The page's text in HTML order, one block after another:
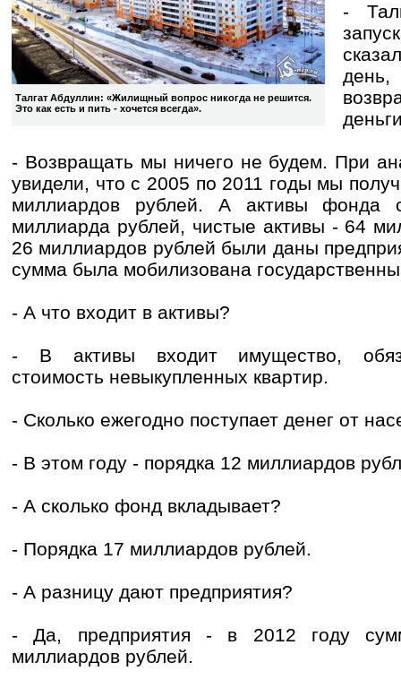
Талгат Абдуллин: «Жилищный вопрос никогда не решится.
Это как есть и пить - хочется всегда».
-
- Возвращать мы ничего не будем. При
увидели, что с 2005 по 2011 годы мы
миллиардов рублей. А активы фонда
миллиарда рублей, чистые активы - 64
26 миллиардов рублей были даны
сумма была мобилизована
- А что входит в активы?
- В активы входит имущество,
стоимость невыкупленных квартир.
- Сколько ежегодно поступает денег от
- В этом году - порядка 12 миллиардов
- А сколько фонд вкладывает?
- Порядка 17 миллиардов рублей.
- А разницу дают предприятия?
- Да, предприятия - в 2012 году
миллиардов рублей.